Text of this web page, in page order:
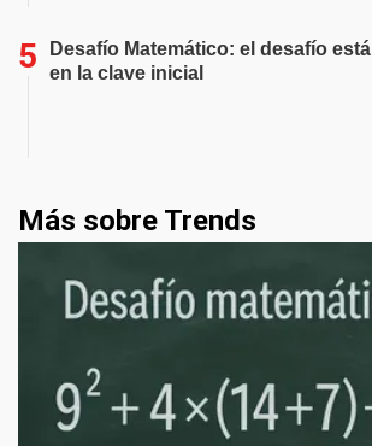
Desafío Matemático: el desafío está
en la clave inicial
Más sobre Trends